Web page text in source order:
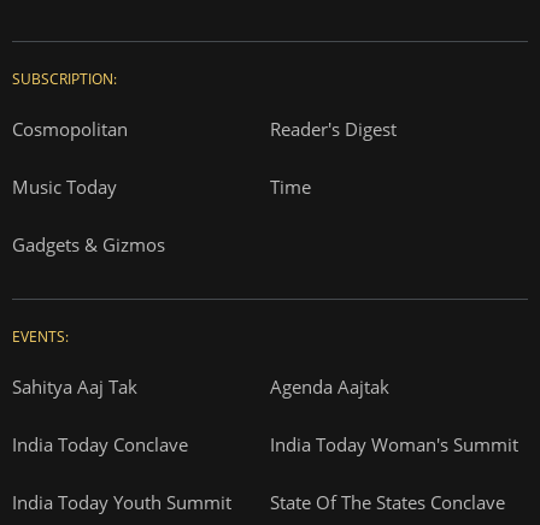
SUBSCRIPTION:
Cosmopolitan Reader's Digest
Music Today Time
Gadgets & Gizmos
EVENTS:
Sahitya Aaj Tak Agenda Aajtak
India Today Conclave India Today Woman's Summit
India Today Youth Summit State Of The States Conclave